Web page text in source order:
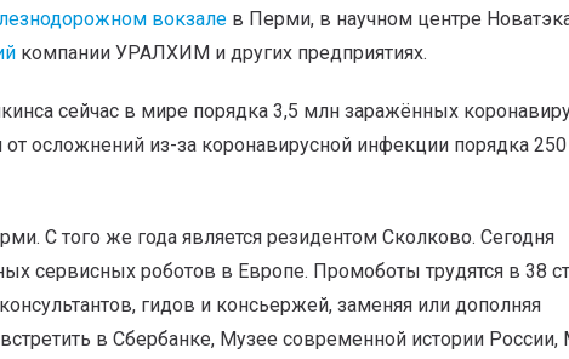
вокзале в Перми, в научном центре
компании УРАЛХИМ и других предприятиях.
сейчас в мире порядка 3,5 млн заражённых
осложнений из-за коронавирусной инфекции порядка 250
С того же года является резидентом Сколково. Сегодня
сервисных роботов в Европе. Промоботы трудятся в 38
гидов и консьержей, заменяя или дополняя
в Сбербанке, Музее современной истории